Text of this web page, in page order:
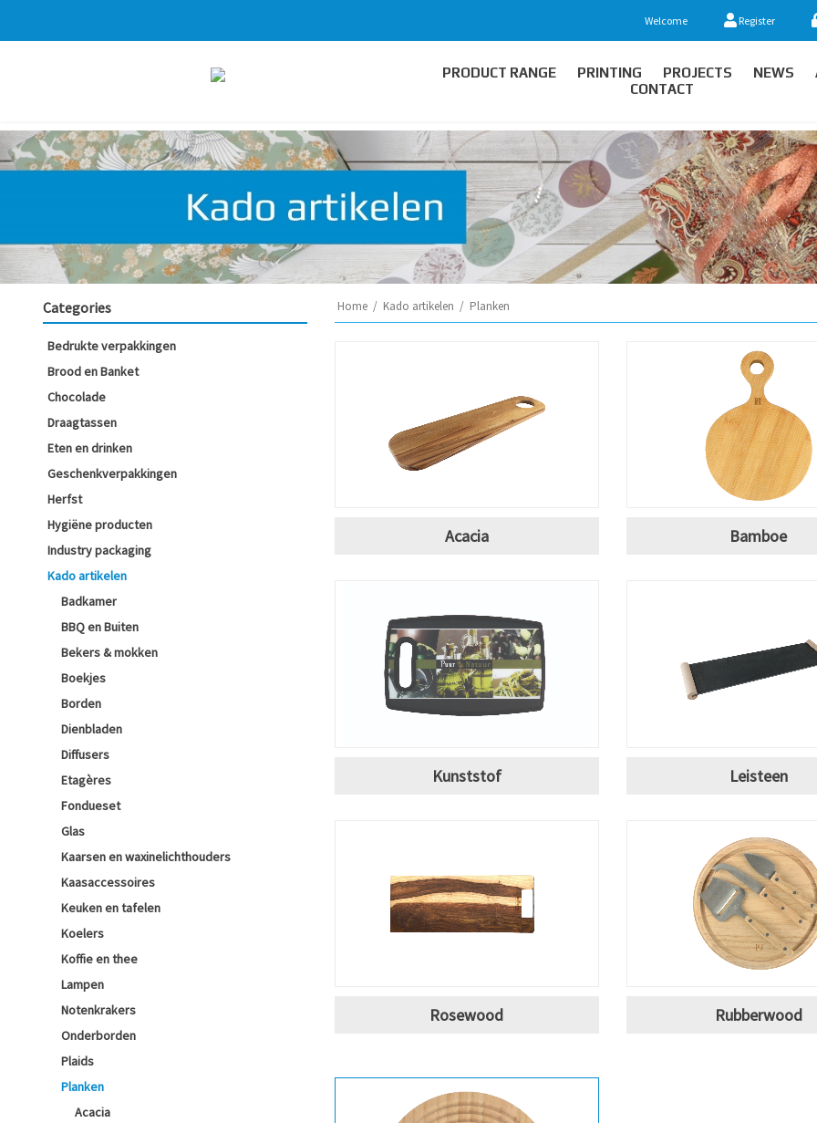
Welcome Register
PRODUCT RANGE PRINTING PROJECTS NEWS
CONTACT
Categories
Bedrukte verpakkingen
Brood en Banket
Chocolade
Draagtassen
Eten en drinken
Geschenkverpakkingen
Herfst
Hygiëne producten
Industry packaging
Kado artikelen
Badkamer
BBQ en Buiten
Bekers & mokken
Boekjes
Borden
Dienbladen
Diffusers
Etagères
Fondueset
Glas
Kaarsen en waxinelichthouders
Kaasaccessoires
Keuken en tafelen
Koelers
Koffie en thee
Lampen
Notenkrakers
Onderborden
Plaids
Planken
Acacia
Home / Kado artikelen / Planken
Acacia Bamboe
Kunststof Leisteen
Rosewood Rubberwood